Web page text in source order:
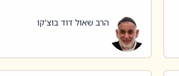
הרב שאול דוד בוצ'קו